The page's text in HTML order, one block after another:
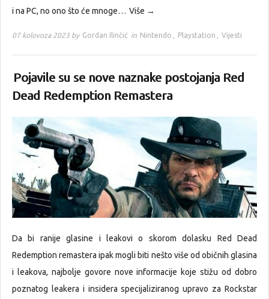
i na PC, no ono što će mnoge… Više →
07 kolovoza 2023 by Gordan Ilinčić in Nintendo , Playstation , Vijesti
Pojavile su se nove naznake postojanja Red
Dead Redemption Remastera
Da bi ranije glasine i leakovi o skorom dolasku Red Dead
Redemption remastera ipak mogli biti nešto više od običnih glasina
i leakova, najbolje govore nove informacije koje stižu od dobro
poznatog leakera i insidera specijaliziranog upravo za Rockstar